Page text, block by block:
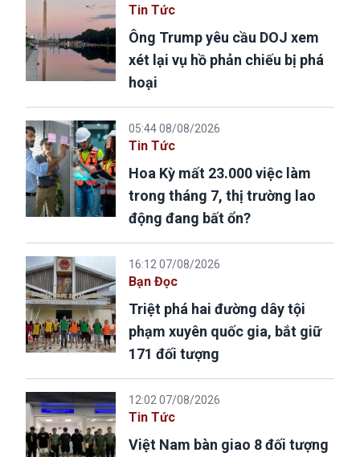
Tin Tức
Ông Trump yêu cầu DOJ xem
xét lại vụ hồ phản chiếu bị phá
hoại
05:44 08/08/2026
Tin Tức
Hoa Kỳ mất 23.000 việc làm
trong tháng 7, thị trường lao
động đang bất ổn?
16:12 07/08/2026
Bạn Đọc
Triệt phá hai đường dây tội
phạm xuyên quốc gia, bắt giữ
171 đối tượng
12:02 07/08/2026
Tin Tức
Việt Nam bàn giao 8 đối tượng